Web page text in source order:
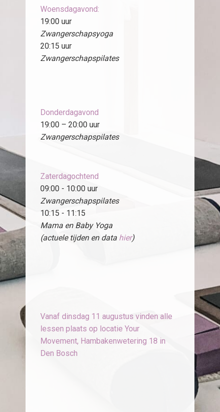
Woensdagavond:
19:00 uur
Zwangerschapsyoga
20:15 uur
Zwangerschapspilates
Donderdagavond
19:00 – 20:00 uur
Zwangerschapspilates
Zaterdagochtend
09:00 - 10:00 uur
Zwangerschapspilates
10:15 - 11:15
Mama en Baby Yoga
(actuele tijden en data hier)
Vanaf dinsdag 11 augustus vinden alle
lessen plaats op locatie Your
Movement, Hambakenwetering 18 in
Den Bosch